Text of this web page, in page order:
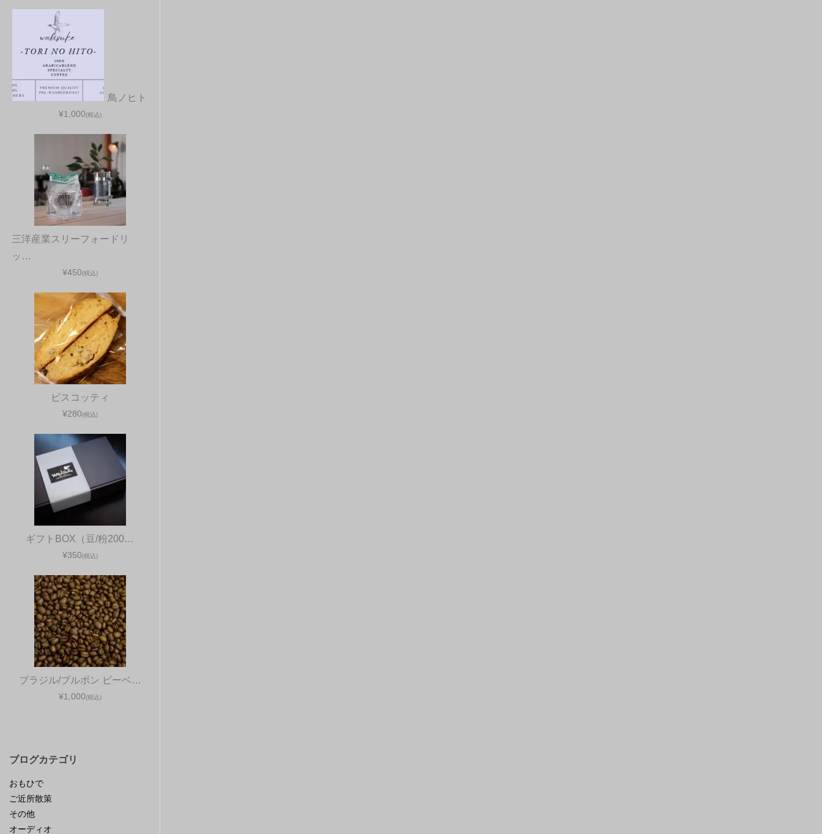
鳥ノヒト
¥1,000(税込)
三洋産業スリーフォードリ
ッ…
¥450(税込)
ビスコッティ
¥280(税込)
ギフトBOX（豆/粉200…
¥350(税込)
ブラジル/ブルボン ピーベ…
¥1,000(税込)
ブログカテゴリ
おもひで
ご近所散策
その他
オーディオ